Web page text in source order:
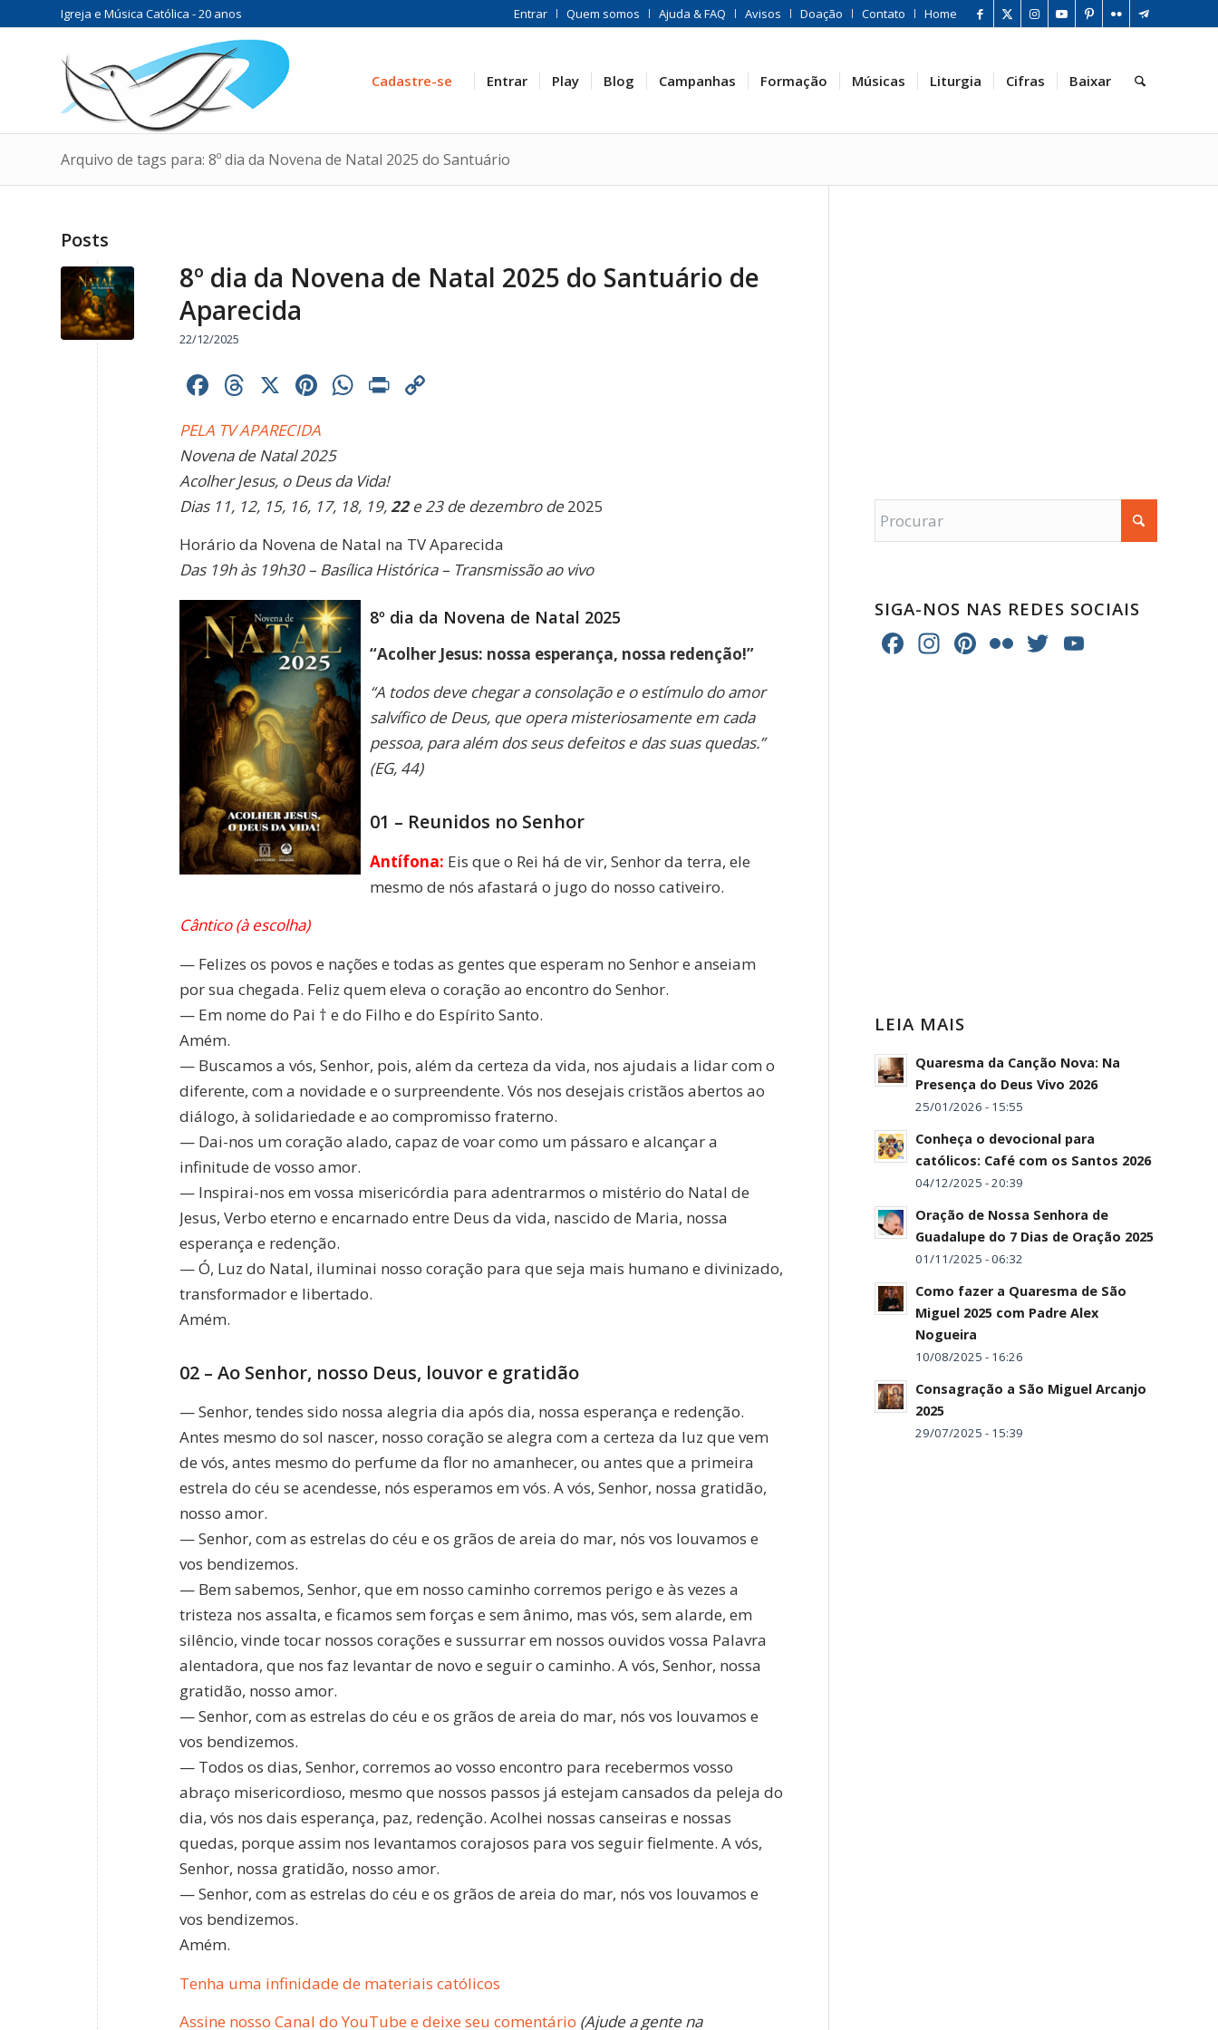
Entrar Quem somos Ajuda & FAQ Avisos Doação Contato Home
Igreja e Música Católica - 20 anos
Cadastre-se Entrar Play Blog Campanhas Formação Músicas Liturgia Cifras Baixar
Arquivo de tags para: 8º dia da Novena de Natal 2025 do Santuário
Posts
8º dia da Novena de Natal 2025 do Santuário de
Aparecida
22/12/2025
Facebook
Threads
X Pinterest
WhatsApp
Print
PELA TV APARECIDA
Novena de Natal 2025
Acolher Jesus, o Deus da Vida!
Dias 11, 12, 15, 16, 17, 18, 19,22e 23 de dezembro de 2025
Horário da Novena de Natal na TV Aparecida
Das 19h às 19h30 – Basílica Histórica – Transmissão ao vivo
8º dia da Novena de Natal 2025
“Acolher Jesus: nossa esperança, nossa redenção!”
“A todos deve chegar a consolação e o estímulo do amor
salvífico de Deus, que opera misteriosamente em cada
pessoa, para além dos seus defeitos e das suas quedas.”
(EG, 44)
01 – Reunidos no Senhor
Antífona: Eis que o Rei há de vir, Senhor da terra, ele
mesmo de nós afastará o jugo do nosso cativeiro.
Cântico (à escolha)
— Felizes os povos e nações e todas as gentes que esperam no Senhor e anseiam
por sua chegada. Feliz quem eleva o coração ao encontro do Senhor.
— Em nome do Pai † e do Filho e do Espírito Santo.
Amém.
— Buscamos a vós, Senhor, pois, além da certeza da vida, nos ajudais a lidar com o
diferente, com a novidade e o surpreendente. Vós nos desejais cristãos abertos ao
diálogo, à solidariedade e ao compromisso fraterno.
— Dai-nos um coração alado, capaz de voar como um pássaro e alcançar a
infinitude de vosso amor.
— Inspirai-nos em vossa misericórdia para adentrarmos o mistério do Natal de
Jesus, Verbo eterno e encarnado entre Deus da vida, nascido de Maria, nossa
esperança e redenção.
— Ó, Luz do Natal, iluminai nosso coração para que seja mais humano e divinizado,
transformador e libertado.
Amém.
02 – Ao Senhor, nosso Deus, louvor e gratidão
— Senhor, tendes sido nossa alegria dia após dia, nossa esperança e redenção.
Antes mesmo do sol nascer, nosso coração se alegra com a certeza da luz que vem
de vós, antes mesmo do perfume da flor no amanhecer, ou antes que a primeira
estrela do céu se acendesse, nós esperamos em vós. A vós, Senhor, nossa gratidão,
nosso amor.
— Senhor, com as estrelas do céu e os grãos de areia do mar, nós vos louvamos e
vos bendizemos.
— Bem sabemos, Senhor, que em nosso caminho corremos perigo e às vezes a
tristeza nos assalta, e ficamos sem forças e sem ânimo, mas vós, sem alarde, em
silêncio, vinde tocar nossos corações e sussurrar em nossos ouvidos vossa Palavra
alentadora, que nos faz levantar de novo e seguir o caminho. A vós, Senhor, nossa
gratidão, nosso amor.
— Senhor, com as estrelas do céu e os grãos de areia do mar, nós vos louvamos e
vos bendizemos.
— Todos os dias, Senhor, corremos ao vosso encontro para recebermos vosso
abraço misericordioso, mesmo que nossos passos já estejam cansados da peleja do
dia, vós nos dais esperança, paz, redenção. Acolhei nossas canseiras e nossas
quedas, porque assim nos levantamos corajosos para vos seguir fielmente. A vós,
Senhor, nossa gratidão, nosso amor.
— Senhor, com as estrelas do céu e os grãos de areia do mar, nós vos louvamos e
vos bendizemos.
Amém.
Tenha uma infinidade de materiais católicos
Assine nosso Canal do YouTube e deixe seu comentário (Ajude a gente na
SIGA-NOS NAS REDES SOCIAIS
Facebook
Instagram
Pinterest
FlickrTwitter
LEIA MAIS
Quaresma da Canção Nova: Na
Presença do Deus Vivo 2026
25/01/2026 - 15:55
Conheça o devocional para
católicos: Café com os Santos 2026
04/12/2025 - 20:39
Oração de Nossa Senhora de
Guadalupe do 7 Dias de Oração 2025
01/11/2025 - 06:32
Como fazer a Quaresma de São
Miguel 2025 com Padre Alex
Nogueira
10/08/2025 - 16:26
Consagração a São Miguel Arcanjo
2025
29/07/2025 - 15:39